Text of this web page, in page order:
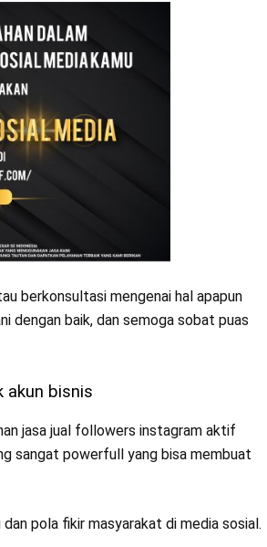
berkonsultasi mengenai hal apapun
dengan baik, dan semoga sobat puas
akun bisnis
jasa jual followers instagram aktif
sangat powerfull yang bisa membuat
pola fikir masyarakat di media sosial.